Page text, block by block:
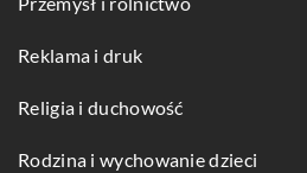
Reklama i druk
Religia i duchowość
Rodzina i wychowanie dzieci